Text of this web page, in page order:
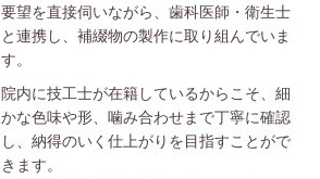
要望を直接伺いながら、歯科医師・衛生士
と連携し、補綴物の製作に取り組んでいま
す。
院内に技工士が在籍しているからこそ、細
かな色味や形、噛み合わせまで丁寧に確認
し、納得のいく仕上がりを目指すことがで
きます。